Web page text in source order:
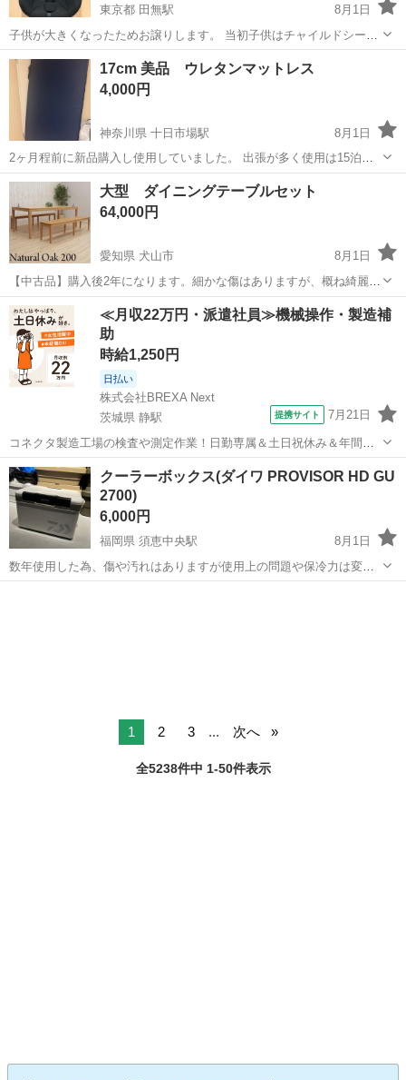
東京都 田無駅
8月1日
子供が大きくなったためお譲りします。 当初子供はチャイルドシート
に座るのが嫌だったので、ほとんど使っていないです。美品です。 パ
ーツは全部揃っています。 ただ、中古品となりますので、神経質な方
はご遠慮ください。 今の定...
東京 西東京市 田無駅 ベビー用品
17cm 美品 ウレタンマットレス
4,000円
神奈川県 十日市場駅
8月1日
2ヶ月程前に新品購入し使用していました。 出張が多く使用は15泊程
になります。 サイズ変更の為出品いたします。 ボックスシーツに敷き
パットを使用していて シミへたりなど全く無くかなりの美品となりま
す。 近隣(往復1時間程...
神奈川 横浜市 十日市場駅 寝具
大型 ダイニングテーブルセット
64,000円
愛知県 犬山市
8月1日
【中古品】購入後2年になります。細かな傷はありますが、概ね綺麗な
商品になります。 サイズがかなり大きい商品のため発送することがで
きません。必ず引き取りができる方でお願いします。愛知県になりま
す。 写真は現在も家庭にて使用し...
愛知 犬山市 ダイニングセット ダイニング
≪月収22万円・派遣社員≫機械操作・製造補
助
時給1,250円
日払い
株式会社BREXA Next
茨城県 静駅
提携サイト 7月21日
コネクタ製造工場の検査や測定作業！日勤専属＆土日祝休み＆年間休
日128日★クリーンルーム内作業★マイカー通勤OK＆無料駐車場あり
★就業先食堂利用可！日払い制度あり！《茨城県常陸大宮市》 人気の
工場のお仕事 ◇コネクタ製造工...
茨城 常陸大宮市 静駅 その他
クーラーボックス(ダイワ PROVISOR HD GU
2700)
6,000円
福岡県 須恵中央駅
8月1日
数年使用した為、傷や汚れはありますが使用上の問題や保冷力は変わ
らないと思います！ 詳細はこちらをご覧下さい↓↓↓
1 2 3 ... 次へ
全5238件中 1-50件表示